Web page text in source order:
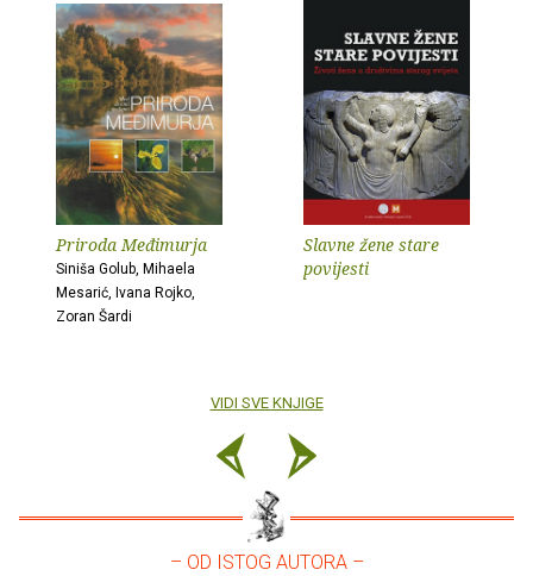
Priroda Međimurja
Siniša Golub, Mihaela
Mesarić, Ivana Rojko,
Zoran Šardi
Slavne žene stare
povijesti
VIDI SVE KNJIGE
– OD ISTOG AUTORA –